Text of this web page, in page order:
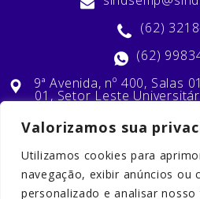
Valorizamos sua
Utilizamos cookies para
navegação, exibir anúncios ou
personalizado e analisar
(62)
(62)
9ª Avenida, nº 400, Salas
01, Setor Leste
Nossas